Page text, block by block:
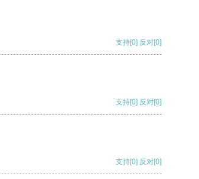
支持[0] 反对[0]
支持[0] 反对[0]
支持[0] 反对[0]